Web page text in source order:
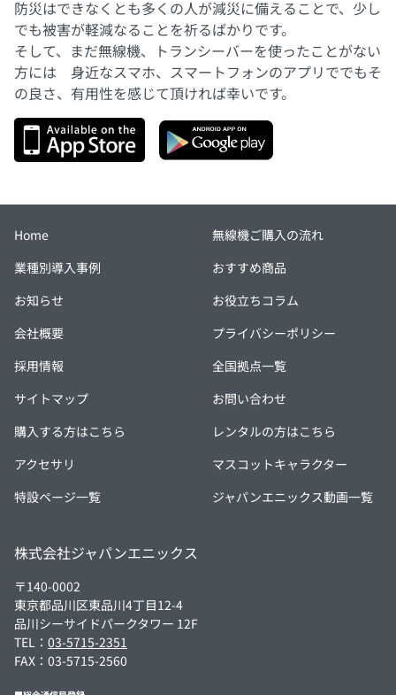
防災はできなくとも多くの人が減災に備えることで、少し
でも被害が軽減なることを祈るばかりです。
そして、まだ無線機、トランシーバーを使ったことがない
方には 身近なスマホ、スマートフォンのアプリででもそ
の良さ、有用性を感じて頂ければ幸いです。
Home
無線機ご購入の流れ
業種別導入事例
おすすめ商品
お知らせ
お役立ちコラム
会社概要
プライバシーポリシー
採用情報
全国拠点一覧
サイトマップ
お問い合わせ
購入する方はこちら
レンタルの方はこちら
アクセサリ
マスコットキャラクター
特設ページ一覧
ジャパンエニックス動画一覧
株式会社ジャパンエニックス
〒140-0002
東京都品川区東品川4丁目12-4
品川シーサイドパークタワー 12F
TEL： 03-5715-2351
FAX：03-5715-2560